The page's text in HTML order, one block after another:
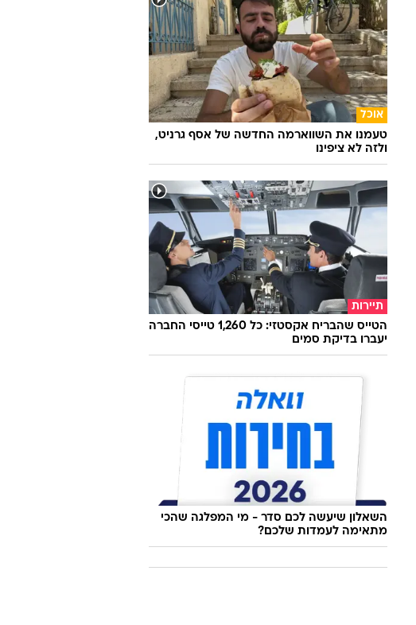
אוכל
טעמנו את השווארמה החדשה של אסף גרניט,
ולזה לא ציפינו
תיירות
הטייס שהבריח אקסטזי: כל 1,260 טייסי החברה
יעברו בדיקת סמים
השאלון שיעשה לכם סדר - מי המפלגה שהכי
מתאימה לעמדות שלכם?